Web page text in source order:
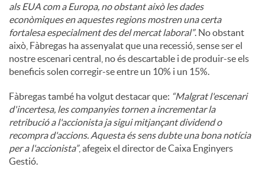
als EUA com a Europa, no obstant això les dades
econòmiques en aquestes regions mostren una certa
fortalesa especialment des del mercat laboral”. No obstant
això, Fàbregas ha assenyalat que una recessió, sense ser el
nostre escenari central, no és descartable i de produir-se els
beneficis solen corregir-se entre un 10% i un 15%.
Fàbregas també ha volgut destacar que: “Malgrat l'escenari
d'incertesa, les companyies tornen a incrementar la
retribució a l'accionista ja sigui mitjançant dividend o
recompra d'accions. Aquesta és sens dubte una bona notícia
per a l'accionista”, afegeix el director de Caixa Enginyers
Gestió.